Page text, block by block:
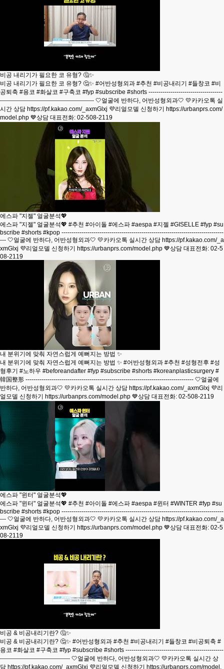
비공 내리기가 필요한 코 유형? 🤔✨
비공 내리기가 필요한 코 유형? 🤔✨ #어반성형외과 #추천 #비공내리기 #들창코 #비
공퇴축 #용코 #화살코 #구축코 #fyp #subscribe #shorts -------------------------------------
----------------------------------------------- 🤍얼굴에 반하다, 어반성형외과🤍 💛카카오톡 실
시간 상담 https://pf.kakao.com/_axmGlxj 💜리얼모델 신청하기 https://urbanprs.com/
model.php 💙상담 대표전화: 02-508-2119
에스파 "지젤" 얼굴분석💖
에스파 "지젤" 얼굴분석💖 #추천 #아이돌 #에스파 #aespa #지젤 #GISELLE #fyp #su
bscribe #shorts #kpop ---------------------------------------------------------------------------------
--- 🤍얼굴에 반하다, 어반성형외과🤍 💛카카오톡 실시간 상담 https://pf.kakao.com/_a
xmGlxj 💜리얼모델 신청하기 https://urbanprs.com/model.php 💙상담 대표전화: 02-5
08-2119
내 분위기에 맞춰 자연스럽게 예뻐지는 방법 ✨
내 분위기에 맞춰 자연스럽게 예뻐지는 방법 ✨ #어반성형외과 #추천 #성형전후 #성
형후기 #노하우 #beforeandafter #fyp #subscribe #shorts #koreanplasticsurgery #
韓国整形 ------------------------------------------------------------------------------------ 🤍얼굴에
반하다, 어반성형외과🤍 💛카카오톡 실시간 상담 https://pf.kakao.com/_axmGlxj 💜리
얼모델 신청하기 https://urbanprs.com/model.php 💙상담 대표전화: 02-508-2119
에스파 "윈터" 얼굴분석💖
에스파 "윈터" 얼굴분석💖 #추천 #아이돌 #에스파 #aespa #윈터 #WINTER #fyp #su
bscribe #shorts #kpop ---------------------------------------------------------------------------------
--- 🤍얼굴에 반하다, 어반성형외과🤍 💛카카오톡 실시간 상담 https://pf.kakao.com/_a
xmGlxj 💜리얼모델 신청하기 https://urbanprs.com/model.php 💙상담 대표전화: 02-5
08-2119
비공 & 비공내리기란? 🤔✨
비공 & 비공내리기란? 🤔✨ #어반성형외과 #추천 #비공내리기 #들창코 #비공퇴축 #
용코 #화살코 #구축코 #fyp #subscribe #shorts -------------------------------------------------
----------------------------------- 🤍얼굴에 반하다, 어반성형외과🤍 💛카카오톡 실시간 상
담 https://pf.kakao.com/_axmGlxj 💜리얼모델 신청하기 https://urbanprs.com/model.